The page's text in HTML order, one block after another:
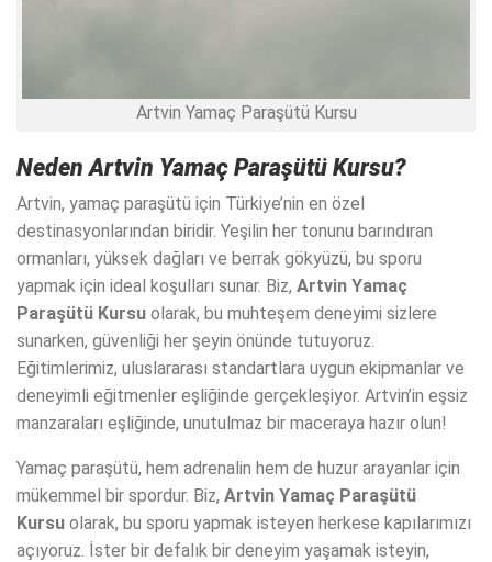
Artvin Yamaç Paraşütü Kursu
NedenArtvin Yamaç Paraşütü Kursu?
Artvin, yamaç paraşütü için Türkiye’nin en özel
destinasyonlarından biridir. Yeşilin her tonunu barındıran
ormanları, yüksek dağları ve berrak gökyüzü, bu sporu
yapmak için ideal koşulları sunar. Biz, Artvin Yamaç
Paraşütü Kursu olarak, bu muhteşem deneyimi sizlere
sunarken, güvenliği her şeyin önünde tutuyoruz.
Eğitimlerimiz, uluslararası standartlara uygun ekipmanlar ve
deneyimli eğitmenler eşliğinde gerçekleşiyor. Artvin’in eşsiz
manzaraları eşliğinde, unutulmaz bir maceraya hazır olun!
Yamaç paraşütü, hem adrenalin hem de huzur arayanlar için
mükemmel bir spordur. Biz, Artvin Yamaç Paraşütü
Kursu olarak, bu sporu yapmak isteyen herkese kapılarımızı
açıyoruz. İster bir defalık bir deneyim yaşamak isteyin,